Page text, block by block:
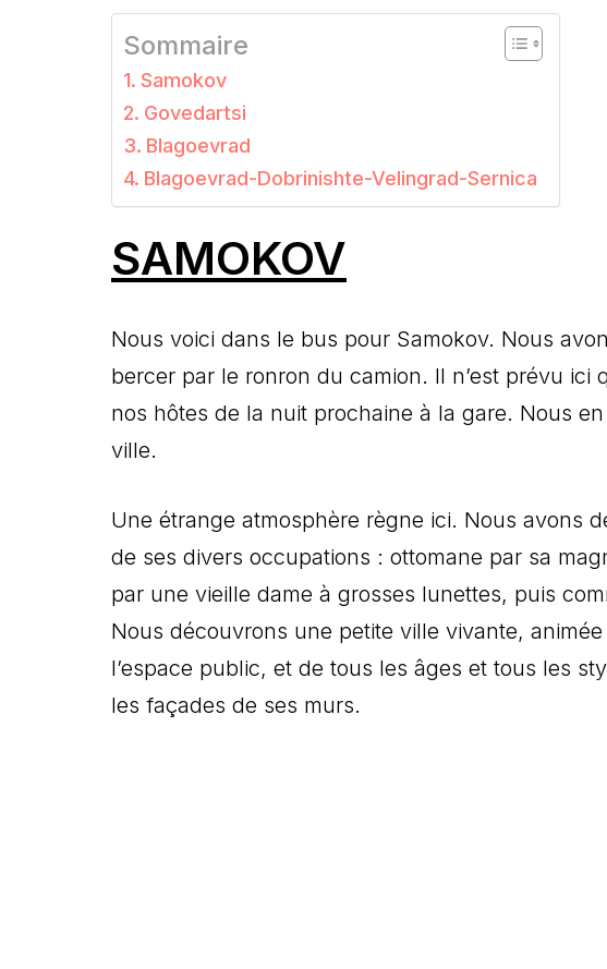
Sommaire
Samokov
Govedartsi
Blagoevrad
Blagoevrad-Dobrinishte-Velingrad-Sernica
SAMOKOV
Nous voici dans le bus pour Samokov. Nous
bercer par le ronron du camion. Il n’est prévu ici
nos hôtes de la nuit prochaine à la gare. Nous
ville.
Une étrange atmosphère règne ici. Nous avons
de ses divers occupations : ottomane par sa
par une vieille dame à grosses lunettes, puis
Nous découvrons une petite ville vivante,
l’espace public, et de tous les âges et tous les
les façades de ses murs.